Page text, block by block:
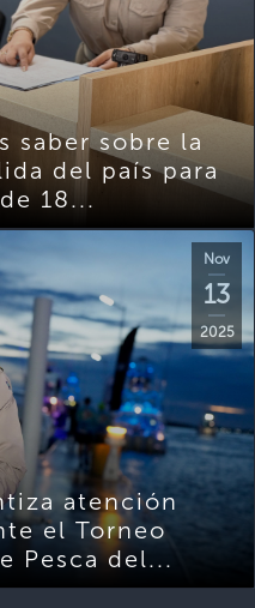
saber sobre la
del país para
18...
Nov
13
2025
atención
el Torneo
Pesca del...